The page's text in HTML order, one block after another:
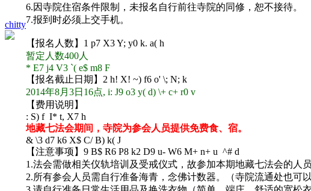
chitty
6.因寺院住宿条件限制，未报名自行前往寺院的同修，恕不接待。
7.报到时必须上交手机。
【报名人数】 1 p7 X3 Y; y0 k. a( h
暂定人数400人
* E7 j4 V3 `( e$ m8 F
【报名截止日期】 2 h! X! ~) f6 o' \; N; k
2014年8月3日16点, i: J9 o3 y( d) \+ c+ r0 v
【费用说明】
: S) f I* t, X7 h
地藏七法会期间，寺院为参会人员提供免费食、宿。
& \3 d7 k6 X$ C/ B) k( J
【注意事项】 9 B$ R6 P8 k2 D9 u- W6 M+ n+ u ^# d
1.法会需做相关仪轨培训及受戒仪式，故参加本期地藏七法会的人
2.所有参会人员需自行准备海青，念佛计数器。（寺院流通处也可以